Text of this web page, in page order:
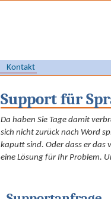
Kontakt
Support für
Da haben Sie Tage damit
sich nicht zurück nach Word
kaputt sind. Oder dass er das
eine Lösung für Ihr Problem.